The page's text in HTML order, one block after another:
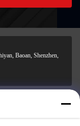
Baoan, Shenzhen,